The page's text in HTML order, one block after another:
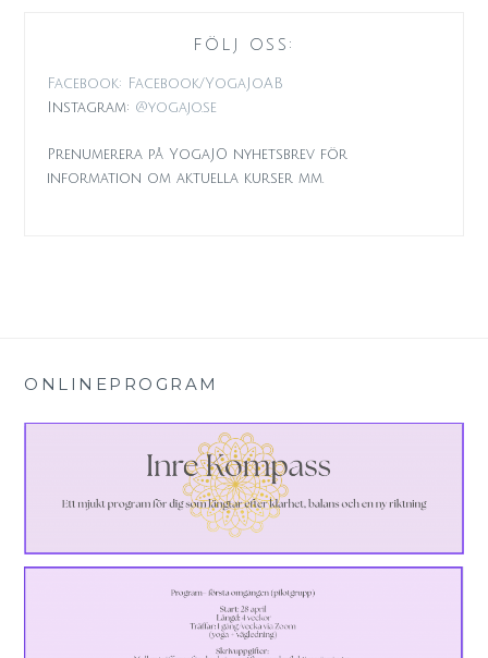
FÖLJ OSS:
Facebook: Facebook/YogaJoAB
Instagram: @yogajo.se
Prenumerera på YogaJO nyhetsbrev för
information om aktuella kurser mm.
ONLINEPROGRAM